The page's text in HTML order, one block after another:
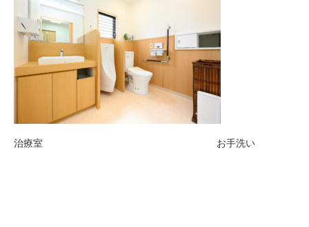
治療室 お手洗い